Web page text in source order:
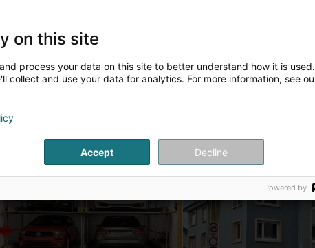
650 000 €
on this site
process your data on this site to better understand how it is
collect and use your data for analytics. For more information, see
Accept Decline
Powered by